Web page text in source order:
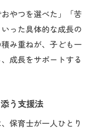
の工夫
声かけとサポート
の個性伸長の工夫
とその効果
して成長する方法
やつを選べた」「苦
った具体的な成長の
み重ねが、子ども一
成長をサポートする
う支援法
保育士が一人ひとり